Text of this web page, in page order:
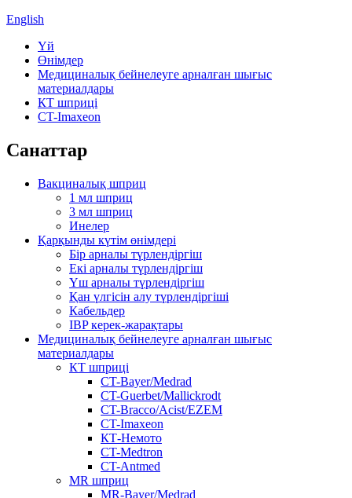
English
Үй
Өнімдер
Медициналық бейнелеуге арналған шығыс
материалдары
КТ шприці
CT-Imaxeon
Санаттар
Вакциналық шприц
1 мл шприц
3 мл шприц
Инелер
Қарқынды күтім өнімдері
Бір арналы түрлендіргіш
Екі арналы түрлендіргіш
Үш арналы түрлендіргіш
Қан үлгісін алу түрлендіргіші
Кабельдер
IBP керек-жарақтары
Медициналық бейнелеуге арналған шығыс
материалдары
КТ шприці
CT-Bayer/Medrad
CT-Guerbet/Mallickrodt
CT-Bracco/Acist/EZEM
CT-Imaxeon
КТ-Немото
CT-Medtron
CT-Antmed
MR шприц
MR-Bayer/Medrad